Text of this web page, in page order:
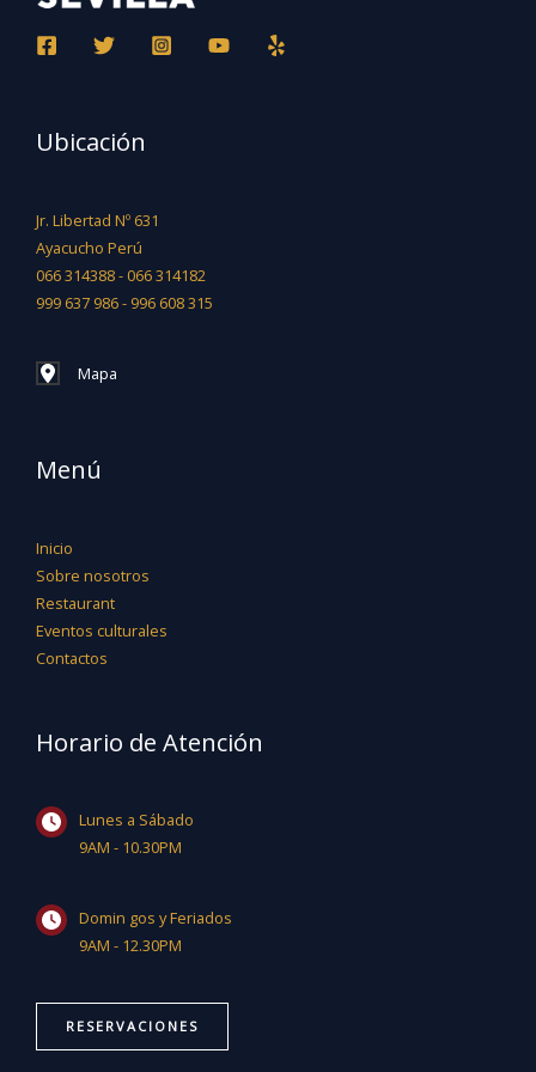
Ubicación
Jr. Libertad Nº 631
Ayacucho Perú
066 314388 - 066 314182
999 637 986 - 996 608 315
Mapa
Menú
Inicio
Sobre nosotros
Restaurant
Eventos culturales
Contactos
Horario de Atención
Lunes a Sábado
9AM - 10.30PM
Domin gos y Feriados
9AM - 12.30PM
RESERVACIONES